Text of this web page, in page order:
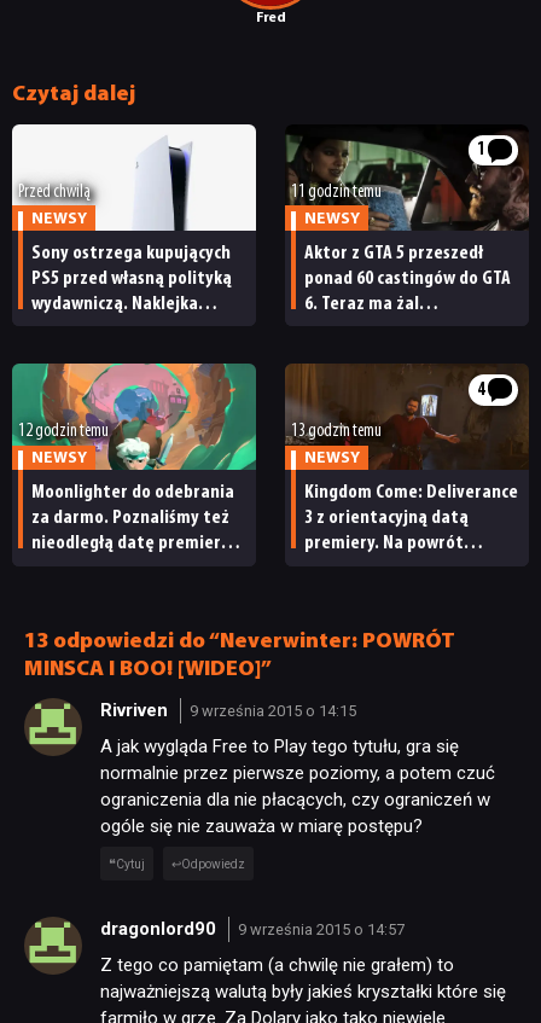
RECENZJE
Fred
Czytaj dalej
Przed chwilą
NEWSY
Sony ostrzega kupujących
PS5 przed własną polityką
wydawniczą. Naklejka
1
11 godzin temu
NEWSY
Aktor z GTA 5 przeszedł
ponad 60 castingów do GTA
6. Teraz ma żal
12 godzin temu
NEWSY
Moonlighter do odebrania
za darmo. Poznaliśmy też
nieodległą datę premiery
4
13 godzin temu
NEWSY
Kingdom Come: Deliverance
3 z orientacyjną datą
premiery. Na powrót
13 odpowiedzi do “Neverwinter: POWRÓT
MINSCA I BOO! [WIDEO]”
Rivriven 9 września 2015 o 14:15
A jak wygląda Free to Play tego tytułu, gra się
normalnie przez pierwsze poziomy, a potem czuć
ograniczenia dla nie płacących, czy ograniczeń w
ogóle się nie zauważa w miarę postępu?
Cytuj Odpowiedz
dragonlord90 9 września 2015 o 14:57
Z tego co pamiętam (a chwilę nie grałem) to
najważniejszą walutą były jakieś kryształki które się
farmiło w grze. Za Dolary jako tako niewiele